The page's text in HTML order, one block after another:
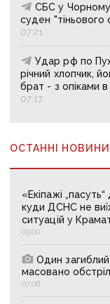
СБС у Чорному
суден "тіньового
07:21
Удар рф по
річний хлопчик,
брат - з опіками в
07:17
ОСТАННІ НОВИНИ
«Екіпажі
куди ДСНС не
ситуацій у
09:00
Один
масовано
07:08